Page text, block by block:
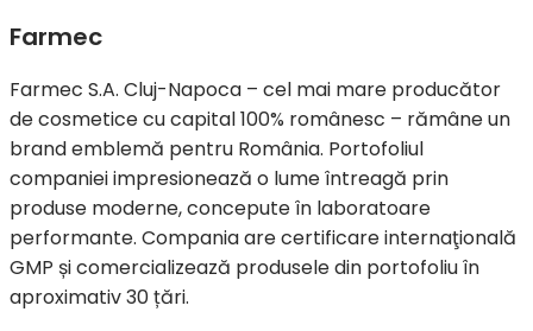
Farmec
Farmec S.A. Cluj-Napoca – cel mai mare producător
de cosmetice cu capital 100% românesc – rămâne un
brand emblemă pentru România. Portofoliul
companiei impresionează o lume întreagă prin
produse moderne, concepute în laboratoare
performante. Compania are certificare internaţională
GMP și comercializează produsele din portofoliu în
aproximativ 30 țări.